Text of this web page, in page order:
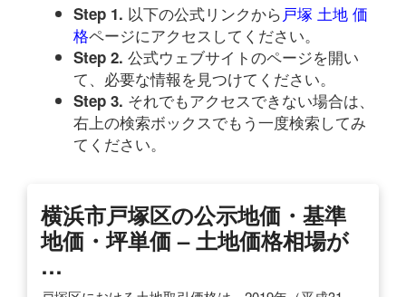
Step 1. 以下の公式リンクから 戸塚 土地 価
格ページにアクセスしてください。
Step 2. 公式ウェブサイトのページを開い
て、必要な情報を見つけてください。
Step 3. それでもアクセスできない場合は、
右上の検索ボックスでもう一度検索してみ
てください。
横浜市戸塚区の公示地価・基準
地価・坪単価 – 土地価格相場が
…